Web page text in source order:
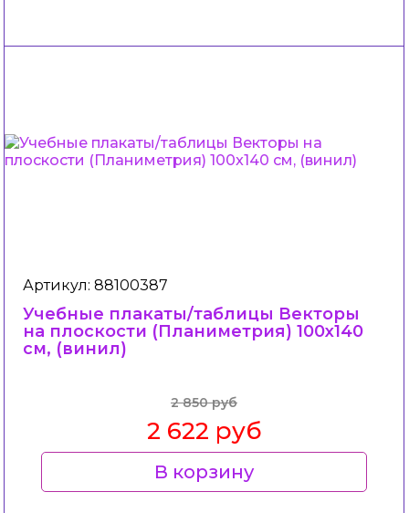
Артикул: 88100387
Учебные плакаты/таблицы Векторы
на плоскости (Планиметрия) 100x140
см, (винил)
2 850 руб
2 622 руб
В корзину